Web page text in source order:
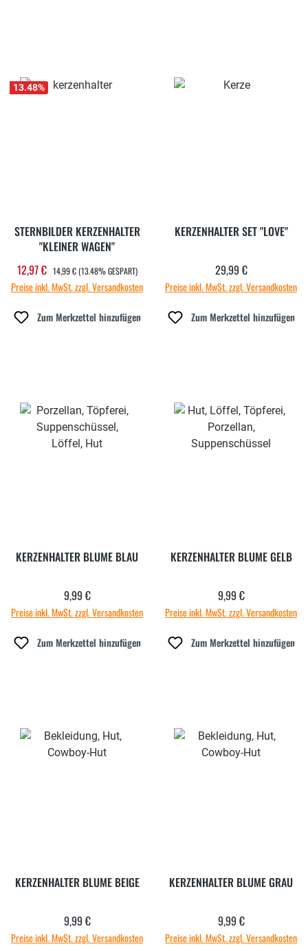
13.48%
STERNBILDER KERZENHALTER
"KLEINER WAGEN"
Verkaufspreis:
12,97 € REGULÄRER PREIS:
14,99 € (13.48% GESPART)
Preise inkl. MwSt. zzgl. Versandkosten
Zum Merkzettel hinzufügen
KERZENHALTER SET "LOVE"
Regulärer Preis:
29,99 €
Preise inkl. MwSt. zzgl. Versandkosten
Zum Merkzettel hinzufügen
KERZENHALTER BLUME BLAU
Regulärer Preis:
9,99 €
Preise inkl. MwSt. zzgl. Versandkosten
Zum Merkzettel hinzufügen
KERZENHALTER BLUME GELB
Regulärer Preis:
9,99 €
Preise inkl. MwSt. zzgl. Versandkosten
Zum Merkzettel hinzufügen
KERZENHALTER BLUME BEIGE
Regulärer Preis:
9,99 €
Preise inkl. MwSt. zzgl. Versandkosten
KERZENHALTER BLUME GRAU
Regulärer Preis:
9,99 €
Preise inkl. MwSt. zzgl. Versandkosten